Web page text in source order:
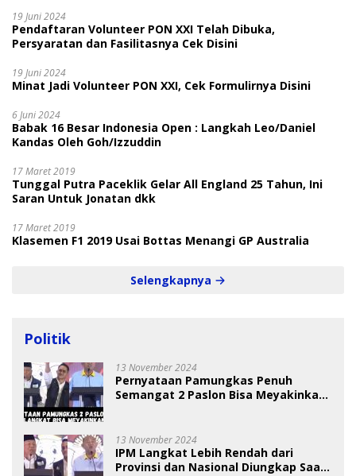
19 Juni 2024
Pendaftaran Volunteer PON XXI Telah Dibuka,
Persyaratan dan Fasilitasnya Cek Disini
19 Juni 2024
Minat Jadi Volunteer PON XXI, Cek Formulirnya Disini
6 Juni 2024
Babak 16 Besar Indonesia Open : Langkah Leo/Daniel
Kandas Oleh Goh/Izzuddin
17 Maret 2019
Tunggal Putra Paceklik Gelar All England 25 Tahun, Ini
Saran Untuk Jonatan dkk
17 Maret 2019
Klasemen F1 2019 Usai Bottas Menangi GP Australia
Selengkapnya
Politik
13 November 2024
Pernyataan Pamungkas Penuh
Semangat 2 Paslon Bisa Meyakinkan
13 November 2024
IPM Langkat Lebih Rendah dari
Provinsi dan Nasional Diungkap Saat